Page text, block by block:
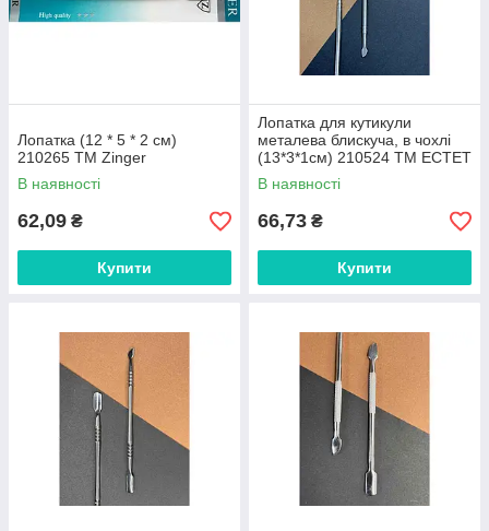
Лопатка (12 * 5 * 2 см)
210265 ТМ Zinger
В наявності
62,09 ₴
Купити
Лопатка для кутикули
металева блискуча, в чохлі
(13*3*1см) 210524 ТМ EСТЕТ
В наявності
66,73 ₴
Купити